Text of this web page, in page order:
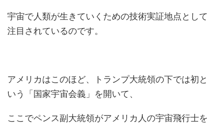
宇宙で人類が生きていくための技術実証地点として
注目されているのです。
アメリカはこのほど、トランプ大統領の下では初と
いう「国家宇宙会義」を開いて、
ここでペンス副大統領がアメリカ人の宇宙飛行士を